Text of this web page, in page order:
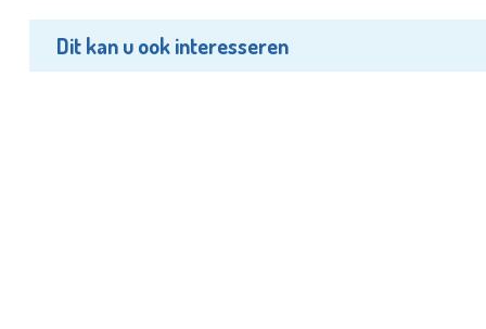
Dit kan u ook interesseren